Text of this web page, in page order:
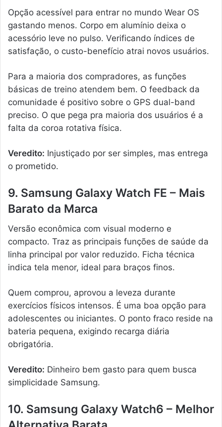
Opção acessível para entrar no mundo Wear OS
gastando menos. Corpo em alumínio deixa o
acessório leve no pulso. Verificando índices de
satisfação, o custo-benefício atrai novos usuários.
Para a maioria dos compradores, as funções
básicas de treino atendem bem. O feedback da
comunidade é positivo sobre o GPS dual-band
preciso. O que pega pra maioria dos usuários é a
falta da coroa rotativa física.
Veredito: Injustiçado por ser simples, mas entrega
o prometido.
9. Samsung Galaxy Watch FE – Mais
Barato da Marca
Versão econômica com visual moderno e
compacto. Traz as principais funções de saúde da
linha principal por valor reduzido. Ficha técnica
indica tela menor, ideal para braços finos.
Quem comprou, aprovou a leveza durante
exercícios físicos intensos. É uma boa opção para
adolescentes ou iniciantes. O ponto fraco reside na
bateria pequena, exigindo recarga diária
obrigatória.
Veredito: Dinheiro bem gasto para quem busca
simplicidade Samsung.
10. Samsung Galaxy Watch6 – Melhor